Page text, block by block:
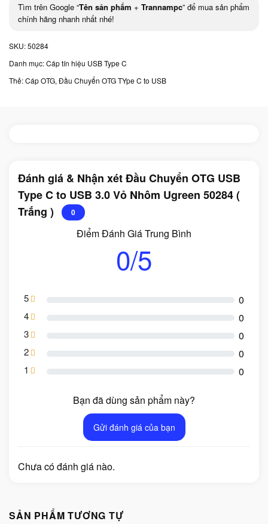
Tìm trên Google “Tên sản phẩm + Trannampc” để mua sản phẩm
chính hãng nhanh nhất nhé!
SKU:50284
Danh mục:Cáp tín hiệu USB Type C
Thẻ:Cáp OTG, Đầu Chuyển OTG TYpe C to USB
Đánh giá & Nhận xét Đầu Chuyển OTG USB
Type C to USB 3.0 Vỏ Nhôm Ugreen 50284 (
Trắng )
0
Điểm Đánh Giá Trung Bình
0/5
5 0
4 0
3 0
2 0
1 0
Bạn đã dùng sản phẩm này?
Gửi đánh giá của bạn
Chưa có đánh giá nào.
SẢN PHẨM TƯƠNG TỰ